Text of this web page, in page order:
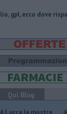
dove risparmiare
Qui Blog
A Lucca la mostra